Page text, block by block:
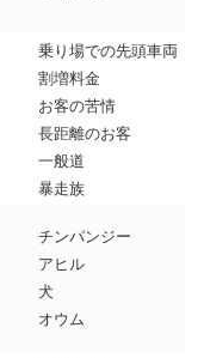
乗り場での先頭車両
割増料金
お客の苦情
長距離のお客
一般道
暴走族
チンパンジー
アヒル
犬
オウム